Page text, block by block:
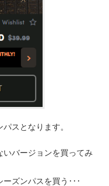
スとなります。
いバージョンを買ってみ
ズンパスを買う･･･